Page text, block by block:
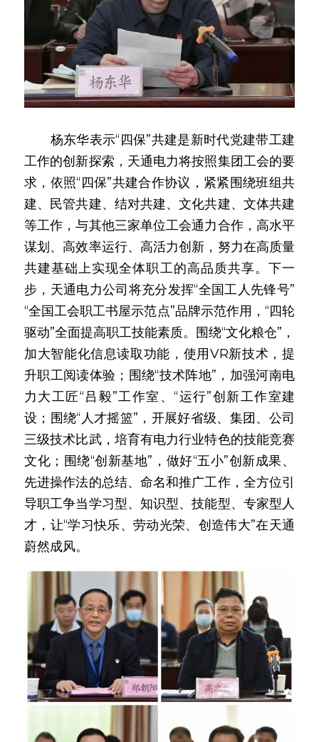
杨东华表示“四保”共建是新时代党建带工建
工作的创新探索，天通电力将按照集团工会的要
求，依照“四保”共建合作协议，紧紧围绕班组共
建、民管共建、结对共建、文化共建、文体共建
等工作，与其他三家单位工会通力合作，高水平
谋划、高效率运行、高活力创新，努力在高质量
共建基础上实现全体职工的高品质共享。下一
步，天通电力公司将充分发挥“全国工人先锋号”
“全国工会职工书屋示范点”品牌示范作用，“四轮
驱动”全面提高职工技能素质。围绕“文化粮仓”，
加大智能化信息读取功能，使用VR新技术，提
升职工阅读体验；围绕“技术阵地”，加强河南电
力大工匠“吕毅”工作室、“运行”创新工作室建
设；围绕“人才摇篮”，开展好省级、集团、公司
三级技术比武，培育有电力行业特色的技能竞赛
文化；围绕“创新基地”，做好“五小”创新成果、
先进操作法的总结、命名和推广工作，全方位引
导职工争当学习型、知识型、技能型、专家型人
才，让“学习快乐、劳动光荣、创造伟大”在天通
蔚然成风。